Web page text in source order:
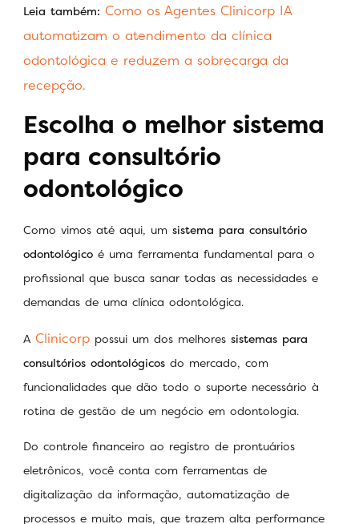
Leia também: Como os Agentes Clinicorp IA
automatizam o atendimento da clínica
odontológica e reduzem a sobrecarga da
recepção.
Escolha o melhor sistema
para consultório
odontológico
Como vimos até aqui, um sistema para consultório
odontológico é uma ferramenta fundamental para o
profissional que busca sanar todas as necessidades e
demandas de uma clínica odontológica.
A Clinicorp possui um dos melhores sistemas para
consultórios odontológicos do mercado, com
funcionalidades que dão todo o suporte necessário à
rotina de gestão de um negócio em odontologia.
Do controle financeiro ao registro de prontuários
eletrônicos, você conta com ferramentas de
digitalização da informação, automatização de
processos e muito mais, que trazem alta performance